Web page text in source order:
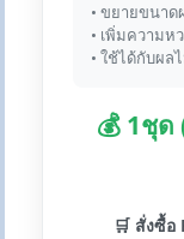
• ขยายขนา
• เพิ่มความห
• ใช้ได้กับผ
💰 1ชุด
🛒 สั่งซื้อ